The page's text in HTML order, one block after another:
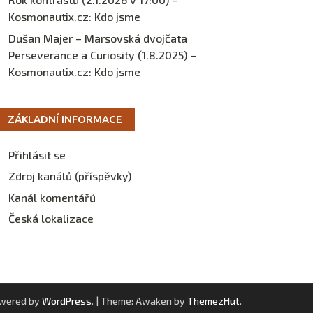
Kosmonautix.cz: Kdo jsme
Dušan Majer – Marsovská dvojčata
Perseverance a Curiosity (1.8.2025) –
Kosmonautix.cz: Kdo jsme
ZÁKLADNÍ INFORMACE
Přihlásit se
Zdroj kanálů (příspěvky)
Kanál komentářů
Česká lokalizace
by WordPress. | Theme: Awaken by ThemezHut.